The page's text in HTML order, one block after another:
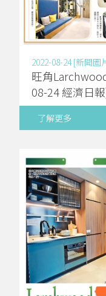
2022-08-24 [新聞圖
旺角
08-24 經濟日
了解更多